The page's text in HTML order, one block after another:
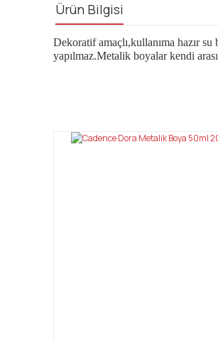
Ürün Bilgisi
Dekoratif amaçlı,kullanıma hazır
yapılmaz.Metalik boyalar kendi
Bu ürünün fiyat bilgisi, resim,
Ürün resmi kalitesiz, bozuk veya